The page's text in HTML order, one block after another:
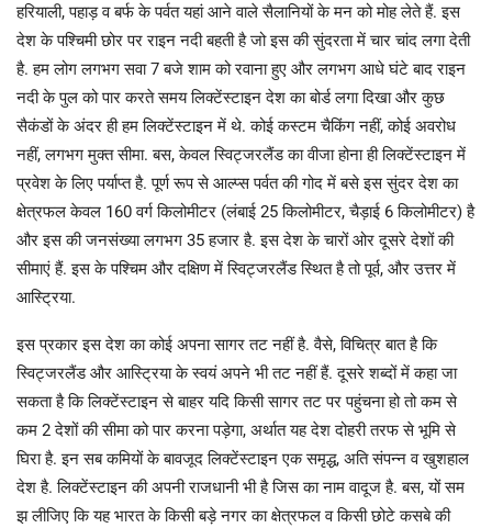
हरियाली, पहाड़ व बर्फ के पर्वत यहां आने वाले सैलानियों के मन को मोह लेते हैं. इस
देश के पश्चिमी छोर पर राइन नदी बहती है जो इस की सुंदरता में चार चांद लगा देती
है. हम लोग लगभग सवा 7 बजे शाम को रवाना हुए और लगभग आधे घंटे बाद राइन
नदी के पुल को पार करते समय लिक्टेंस्टाइन देश का बोर्ड लगा दिखा और कुछ
सैकंडों के अंदर ही हम लिक्टेंस्टाइन में थे. कोई कस्टम चैकिंग नहीं, कोई अवरोध
नहीं, लगभग मुक्त सीमा. बस, केवल स्विट्जरलैंड का वीजा होना ही लिक्टेंस्टाइन में
प्रवेश के लिए पर्याप्त है. पूर्ण रूप से आल्प्स पर्वत की गोद में बसे इस सुंदर देश का
क्षेत्रफल केवल 160 वर्ग किलोमीटर (लंबाई 25 किलोमीटर, चैड़ाई 6 किलोमीटर) है
और इस की जनसंख्या लगभग 35 हजार है. इस देश के चारों ओर दूसरे देशों की
सीमाएं हैं. इस के पश्चिम और दक्षिण में स्विट्जरलैंड स्थित है तो पूर्व, और उत्तर में
आस्ट्रिया.
इस प्रकार इस देश का कोई अपना सागर तट नहीं है. वैसे, विचित्र बात है कि
स्विट्जरलैंड और आस्ट्रिया के स्वयं अपने भी तट नहीं हैं. दूसरे शब्दों में कहा जा
सकता है कि लिक्टेंस्टाइन से बाहर यदि किसी सागर तट पर पहुंचना हो तो कम से
कम 2 देशों की सीमा को पार करना पड़ेगा, अर्थात यह देश दोहरी तरफ से भूमि से
घिरा है. इन सब कमियों के बावजूद लिक्टेंस्टाइन एक समृद्ध, अति संपन्न व खुशहाल
देश है. लिक्टेंस्टाइन की अपनी राजधानी भी है जिस का नाम वादूज है. बस, यों सम
झ लीजिए कि यह भारत के किसी बड़े नगर का क्षेत्रफल व किसी छोटे कसबे की